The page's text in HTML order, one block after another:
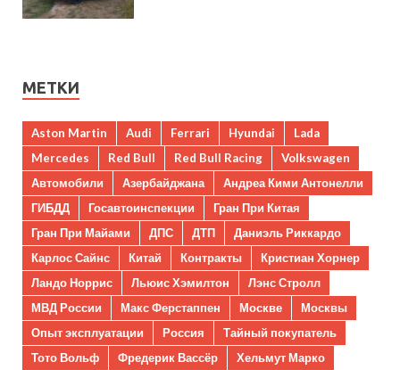
МЕТКИ
Aston Martin Audi Ferrari Hyundai
Lada
Mercedes
Red Bull Red Bull Racing
Volkswagen
Автомобили
Азербайджана
Андреа Кими Антонелли
ГИБДД
Госавтоинспекции
Гран При Китая
Гран При Майами
ДПС ДТП
Даниэль Риккардо
Карлос Сайнс
Китай Контракты
Кристиан Хорнер
Ландо Норрис
Льюис Хэмилтон
Лэнс Стролл
МВД России
Макс Ферстаппен Москве
Москвы
Опыт эксплуатации
Россия
Тайный покупатель
Тото Вольф
Фредерик Вассёр
Хельмут Марко